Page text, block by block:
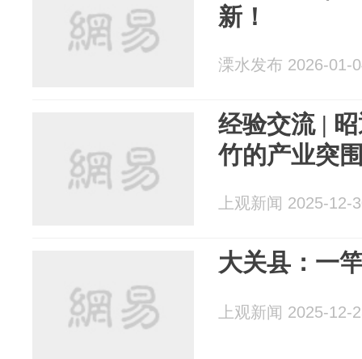
新！
溧水发布 2026-01-
经验交流 |
竹的产业突
上观新闻 2025-12-
大关县：一
上观新闻 2025-12-